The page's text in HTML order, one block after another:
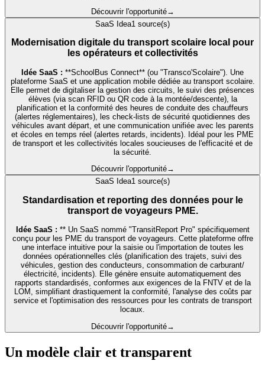
Découvrir l'opportunité→
SaaS Idea1 source(s)
Modernisation digitale du transport scolaire local pour
les opérateurs et collectivités
Idée SaaS : **SchoolBus Connect** (ou "Transco'Scolaire"). Une
plateforme SaaS et une application mobile dédiée au transport scolaire.
Elle permet de digitaliser la gestion des circuits, le suivi des présences
élèves (via scan RFID ou QR code à la montée/descente), la
planification et la conformité des heures de conduite des chauffeurs
(alertes réglementaires), les check-lists de sécurité quotidiennes des
véhicules avant départ, et une communication unifiée avec les parents
et écoles en temps réel (alertes retards, incidents). Idéal pour les PME
de transport et les collectivités locales soucieuses de l'efficacité et de
la sécurité.
Découvrir l'opportunité→
SaaS Idea1 source(s)
Standardisation et reporting des données pour le
transport de voyageurs PME.
Idée SaaS : ** Un SaaS nommé "TransitReport Pro" spécifiquement
conçu pour les PME du transport de voyageurs. Cette plateforme offre
une interface intuitive pour la saisie ou l'importation de toutes les
données opérationnelles clés (planification des trajets, suivi des
véhicules, gestion des conducteurs, consommation de carburant/
électricité, incidents). Elle génère ensuite automatiquement des
rapports standardisés, conformes aux exigences de la FNTV et de la
LOM, simplifiant drastiquement la conformité, l'analyse des coûts par
service et l'optimisation des ressources pour les contrats de transport
locaux.
Découvrir l'opportunité→
Un modèle clair et transparent